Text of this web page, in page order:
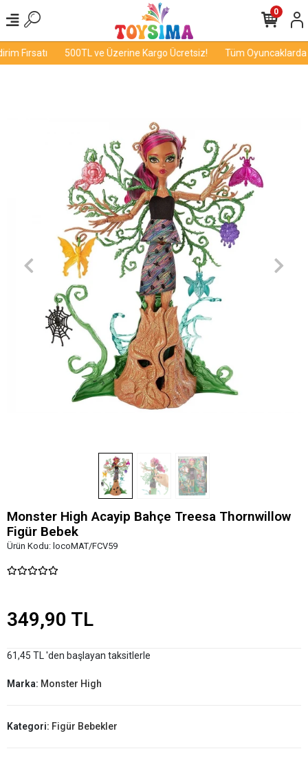
Fırsatı 500TL ve Üzerine Kargo Ücretsiz! Tüm Oyuncaklarda
0
Monster High Acayip Bahçe Treesa Thornwillow
Figür Bebek
Ürün Kodu: locoMAT/FCV59
349,90 TL
61,45 TL 'den başlayan taksitlerle
Marka: Monster High
Kategori: Figür Bebekler